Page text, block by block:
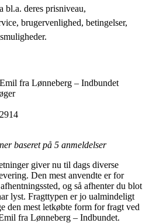
bl.a. deres prisniveau,
brugervenlighed, betingelser,
fra Lønneberg – Indbundet
baseret på 5 anmeldelser
giver nu til dags diverse
Den mest anvendte er for
og så afhenter du blot
lyst. Fragttypen er jo ualmindeligt
den mest letkøbte form for fragt ved
fra Lønneberg – Indbundet.